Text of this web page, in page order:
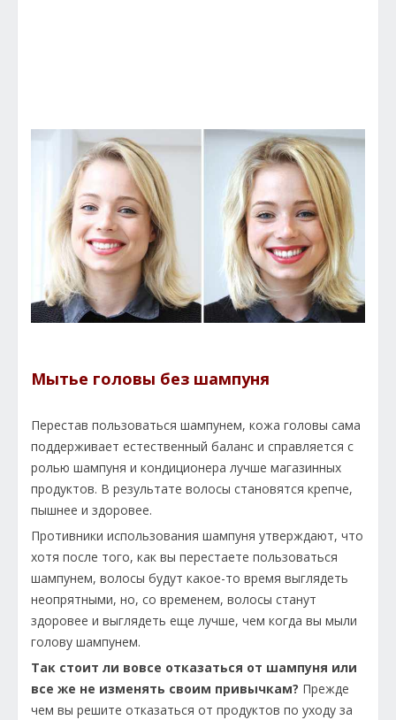
Мытье головы без шампуня
Перестав пользоваться шампунем, кожа головы сама
поддерживает естественный баланс и справляется с
ролью шампуня и кондиционера лучше магазинных
продуктов. В результате волосы становятся крепче,
пышнее и здоровее.
Противники использования шампуня утверждают, что
хотя после того, как вы перестаете пользоваться
шампунем, волосы будут какое-то время выглядеть
неопрятными, но, со временем, волосы станут
здоровее и выглядеть еще лучше, чем когда вы мыли
голову шампунем.
Так стоит ли вовсе отказаться от шампуня или
все же не изменять своим привычкам? Прежде
чем вы решите отказаться от продуктов по уходу за